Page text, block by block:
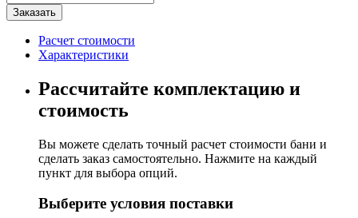
товара
Баня-
бочка
"Комфорт"
Заказать
Расчет стоимости
Характеристики
Рассчитайте комплектацию и
стоимость
Вы можете сделать точный расчет стоимости бани и
сделать заказ самостоятельно. Нажмите на каждый
пункт для выбора опций.
Выберите условия поставки